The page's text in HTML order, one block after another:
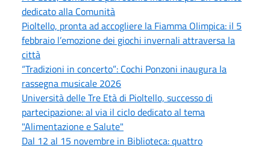
dedicato alla Comunità
Pioltello, pronta ad accogliere la Fiamma Olimpica: il 5
febbraio l’emozione dei giochi invernali attraversa la
città
“Tradizioni in concerto”: Cochi Ponzoni inaugura la
rassegna musicale 2026
Università delle Tre Età di Pioltello, successo di
partecipazione: al via il ciclo dedicato al tema
"Alimentazione e Salute"
Dal 12 al 15 novembre in Biblioteca: quattro